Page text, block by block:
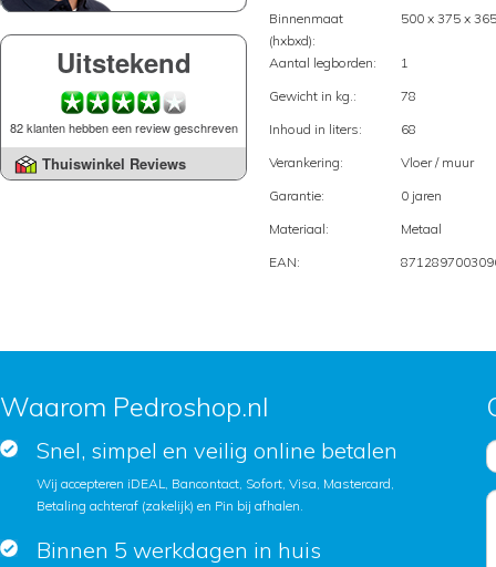
Uitstekend
82 klanten hebben een review geschreven
Thuiswinkel Reviews
Binnenmaat
(hxbxd):
500 x 375 x
Aantal legborden:
1
Gewicht in kg.:
78
Inhoud in liters:
68
Verankering:
Vloer / muur
Garantie:
0 jaren
Materiaal:
Metaal
EAN:
Waarom Pedroshop.nl
Snel, simpel en veilig online betalen
Wij accepteren iDEAL, Bancontact, Sofort, Visa, Mastercard,
Betaling achteraf (zakelijk) en Pin bij afhalen.
Binnen 5 werkdagen in huis